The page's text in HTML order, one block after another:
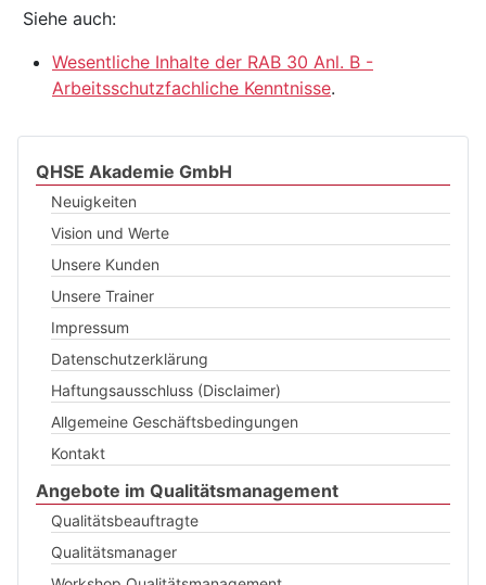
QHSE Akademie GmbH
Neuigkeiten
Vision und Werte
Unsere Kunden
Unsere Trainer
Impressum
Datenschutzerklärung
Haftungsausschluss (Disclaimer)
Allgemeine Geschäftsbedingungen
Kontakt
Angebote im Qualitätsmanagement
Qualitätsbeauftragte
Qualitätsmanager
Siehe auch:
Wesentliche Inhalte der RAB 30 Anl. B -
Arbeitsschutzfachliche Kenntnisse.